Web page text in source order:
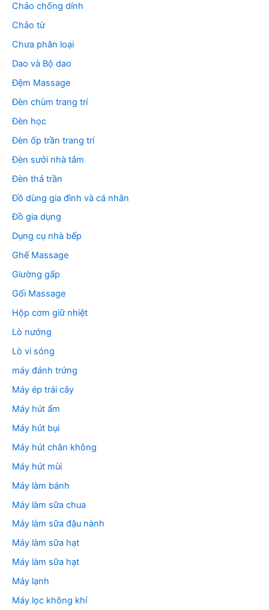
Chảo chống dính
Chảo từ
Chưa phân loại
Dao và Bộ dao
Đệm Massage
Đèn chùm trang trí
Đèn học
Đèn ốp trần trang trí
Đèn sưởi nhà tắm
Đèn thả trần
Đồ dùng gia đình và cá nhân
Đồ gia dụng
Dụng cụ nhà bếp
Ghế Massage
Giường gấp
Gối Massage
Hộp cơm giữ nhiệt
Lò nướng
Lò vi sóng
máy đánh trứng
Máy ép trái cây
Máy hút ẩm
Máy hút bụi
Máy hút chân không
Máy hút mùi
Máy làm bánh
Máy làm sữa chua
Máy làm sữa đậu nành
Máy làm sữa hạt
Máy làm sữa hạt
Máy lạnh
Máy lọc không khí